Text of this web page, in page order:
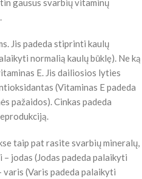
gausus svarbių vitaminų
Jis padeda stiprinti kaulų
normalią kaulų būklę). Ne ką
E. Jis dailiosios lyties
(Vitaminas E padeda
pažaidos). Cinkas padeda
taip pat rasite svarbių mineralų,
jodas (Jodas padeda palaikyti
varis (Varis padeda palaikyti